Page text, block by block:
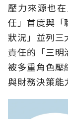
壓力來源也
任」首度與「
狀況」並列三
責任的「三明
被多重角色壓
與財務決策能